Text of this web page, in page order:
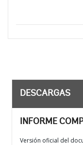
DESCARGAS
INFORME
Versión oficial del